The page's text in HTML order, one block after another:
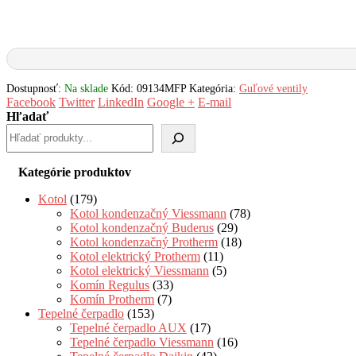
Dostupnosť: Na sklade Kód: 09134MFP Kategória: Guľové ventily
Facebook Twitter LinkedIn Google + E-mail
Hľadať
Kategórie produktov
Kotol (179)
Kotol kondenzačný Viessmann (78)
Kotol kondenzačný Buderus (29)
Kotol kondenzačný Protherm (18)
Kotol elektrický Protherm (11)
Kotol elektrický Viessmann (5)
Komín Regulus (33)
Komín Protherm (7)
Tepelné čerpadlo (153)
Tepelné čerpadlo AUX (17)
Tepelné čerpadlo Viessmann (16)